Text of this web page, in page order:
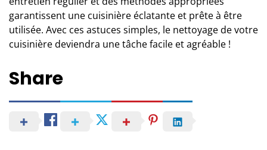
garantissent une cuisinière éclatante et prête à être
utilisée. Avec ces astuces simples, le nettoyage de votre
cuisinière deviendra une tâche facile et agréable !
Share